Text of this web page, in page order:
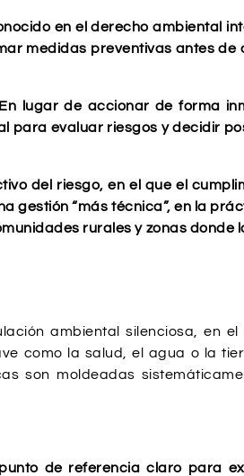
en el derecho ambiental
medidas preventivas antes de
lugar de accionar de forma
para evaluar riesgos y decidir
del riesgo, en el que el
gestión “más técnica”, en la
rurales y zonas donde
ambiental silenciosa, en
como la salud, el agua o la
son moldeadas
de referencia claro para